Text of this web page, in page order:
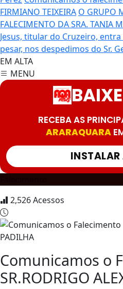
FIRMIANO TEIXEIRA O GRUPO
FALECIMENTO DA SRA. TANIA
Jesus, titular do Cruzeiro,
pesar, nos despedimos do Sr.
EM ALTA
MENU
RECEBA AS
ARARAQUARA
2,526Acessos
Comunicamos o
SR.RODRIGO